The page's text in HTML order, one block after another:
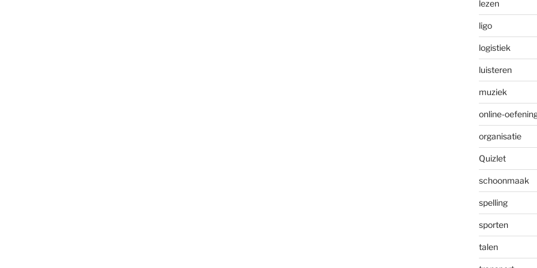
lezen
ligo
logistiek
luisteren
muziek
online-
organisatie
Quizlet
schoonmaak
spelling
sporten
talen